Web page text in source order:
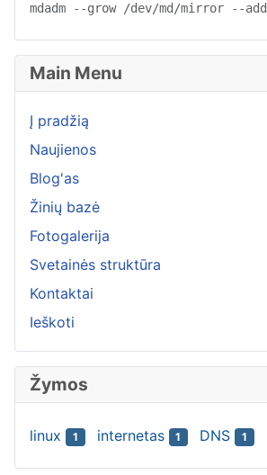
Main Menu
Į pradžią
Naujienos
Blog'as
Žinių bazė
Fotogalerija
Svetainės struktūra
Kontaktai
Ieškoti
Žymos
linux 1 internetas 1 DNS 1
mdadm --grow /dev/md/mirror --